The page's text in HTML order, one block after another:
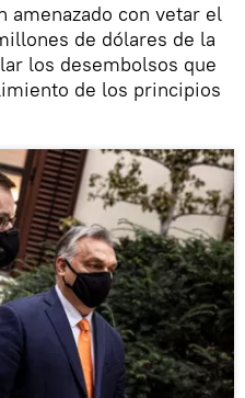
amenazado con vetar el
de dólares de la
los desembolsos que
de los principios